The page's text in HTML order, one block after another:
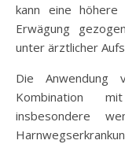
kann eine
Erwägung
unter ärztlicher
Die Anwendung
Kombination
insbesondere